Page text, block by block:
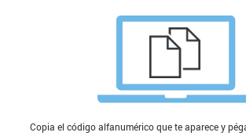
Copia el código alfanumérico que te aparece y